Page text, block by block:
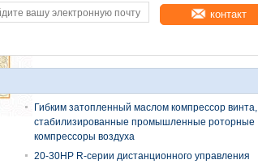
контакт
Гибким затопленный маслом компрессор винта,
стабилизированные промышленные роторные
компрессоры воздуха
20-30HP R-серии дистанционного управления